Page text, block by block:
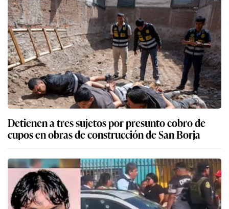
Detienen a tres sujetos por presunto cobro de
cupos en obras de construcción de San Borja